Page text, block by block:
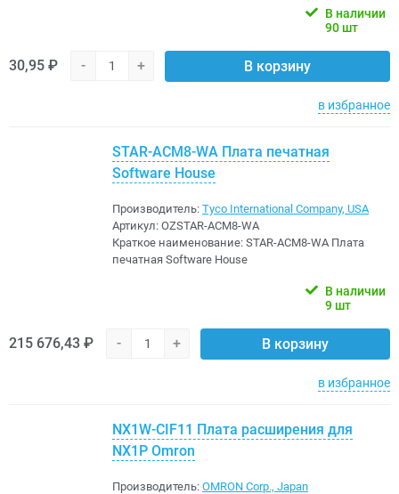
В наличии
90 шт
30,95 ₽ - + В корзину
в избранное
STAR-ACM8-WA Плата печатная
Software House
Производитель: Tyco International Company, USA
Артикул: OZSTAR-ACM8-WA
Краткое наименование: STAR-ACM8-WA Плата
печатная Software House
В наличии
9 шт
215 676,43 ₽ - + В корзину
в избранное
NX1W-CIF11 Плата расширения для
NX1P Omron
Производитель: OMRON Corp., Japan